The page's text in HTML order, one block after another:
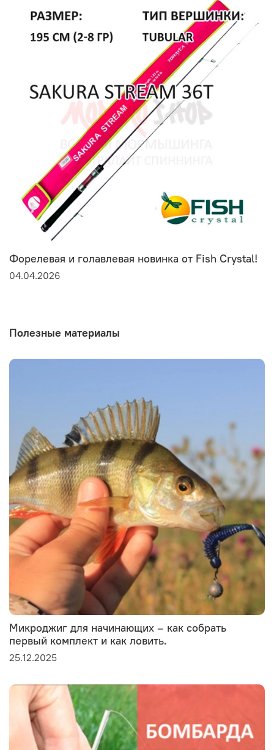
Форелевая и голавлевая новинка от Fish Crystal!
04.04.2026
Полезные материалы
Микроджиг для начинающих – как собрать
первый комплект и как ловить.
25.12.2025